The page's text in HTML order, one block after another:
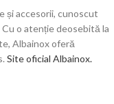
și accesorii, cunoscut
o atenție deosebită la
Albainox oferă
Site oficial Albainox.